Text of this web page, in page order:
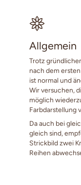
Allgemein
Trotz
nach dem
ist normal und
Wir versuchen,
möglich
Farbdarstellung
Da auch bei
gleich sind,
Strickbild zwei
Reihen